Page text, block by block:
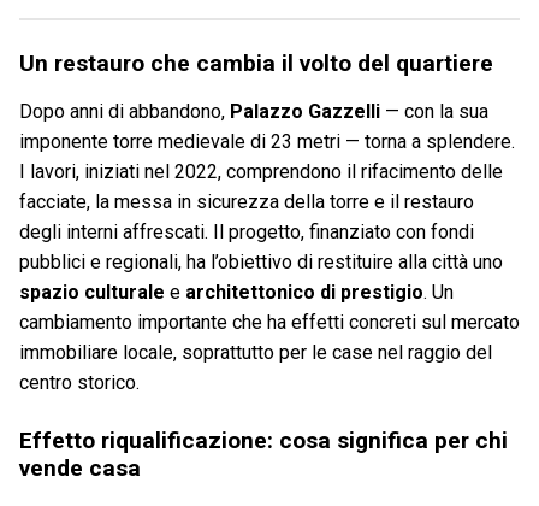
Un restauro che cambia il volto del quartiere
Dopo anni di abbandono, Palazzo Gazzelli — con la sua
imponente torre medievale di 23 metri — torna a splendere.
I lavori, iniziati nel 2022, comprendono il rifacimento delle
facciate, la messa in sicurezza della torre e il restauro
degli interni affrescati. Il progetto, finanziato con fondi
pubblici e regionali, ha l’obiettivo di restituire alla città uno
spazio culturale e architettonico di prestigio. Un
cambiamento importante che ha effetti concreti sul mercato
immobiliare locale, soprattutto per le case nel raggio del
centro storico.
Effetto riqualificazione: cosa significa per chi
vende casa